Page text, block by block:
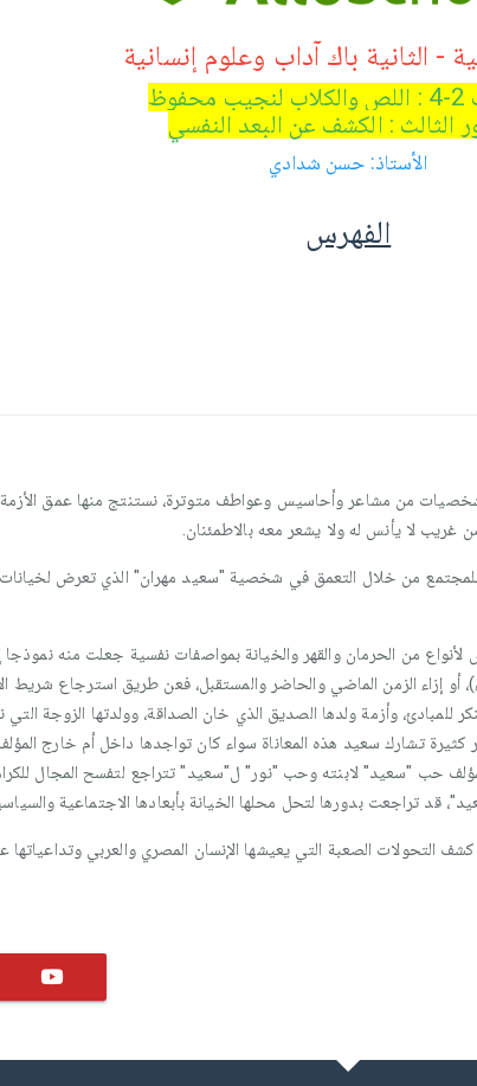
- الثانية باك آداب وعلوم إنسانية
الثالث : الكشف عن البعد النفسي
الأستاذ: حسن شدادي
الفهرس
من مشاعر وأحاسيس وعواطف متوترة، نستنتج منها عمق الأزمة
للمجتمع من خلال التعمق في شخصية "سعيد مهران" الذي تعرض
من الحرمان والقهر والخيانة بمواصفات نفسية جعلت منه
إزاء الزمن الماضي والحاضر والمستقبل، فعن طريق استرجاع شريط
للمبادئ، وأزمة ولدها الصديق الذي خان الصداقة، وولدتها الزوجة
تشارك سعيد هذه المعاناة سواء كان تواجدها داخل أم خارج
حب "سعيد" لابنته وحب "نور" ل"سعيد" تتراجع لتفسح المجال
قد تراجعت بدورها لتحل محلها الخيانة بأبعادها الاجتماعية